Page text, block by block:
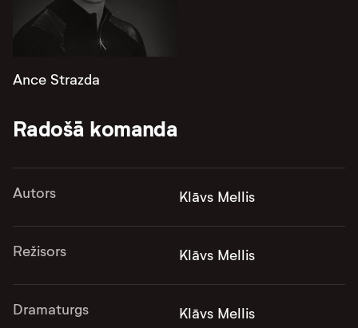
Ance Strazda
Radošā komanda
Autors Klāvs Mellis
Režisors Klāvs Mellis
Dramaturgs Klāvs Mellis